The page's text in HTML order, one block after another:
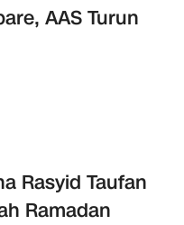
AAS Turun
Rasyid Taufan
Ramadan